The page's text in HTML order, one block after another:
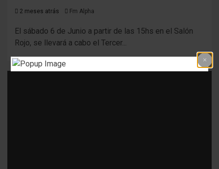
2 meses atrás Fm Alpha
El sábado 6 de Junio a partir de las 15hs en el Salón
Rojo, se llevará a cabo el Tercer...